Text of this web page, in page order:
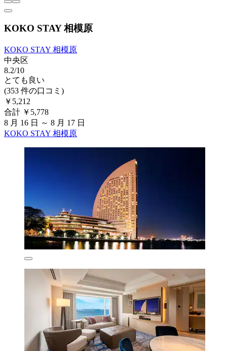
KOKO STAY 相模原
KOKO STAY 相模原
中央区
8.2/10
とても良い
(353 件の口コミ)
￥5,212
合計 ￥5,778
8 月 16 日 ～ 8 月 17 日
KOKO STAY 相模原